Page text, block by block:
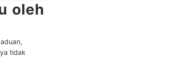
oleh
tidak